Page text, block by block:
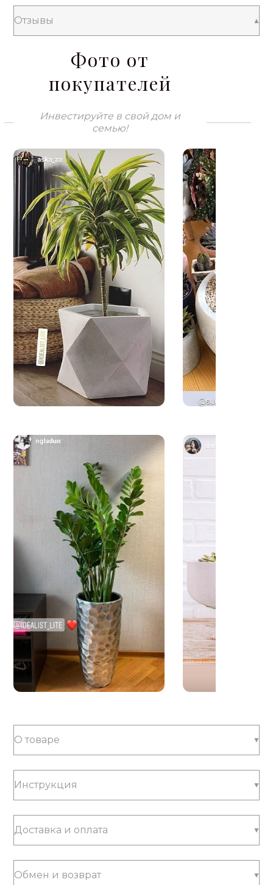
Отзывы
Фото от
покупателей
Инвестируйте в свой дом и
семью!
О товаре
Инструкция
Доставка и оплата
Обмен и возврат